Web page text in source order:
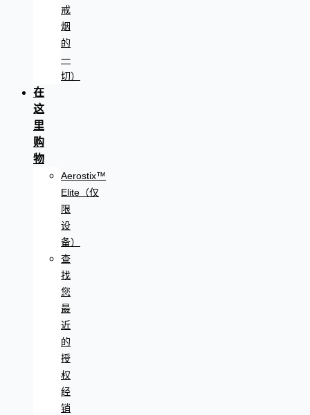
戒
烟
的
一
切）
在
这
里
购
物
Aerostix™
Elite（仅
限
设
备）
查
找
您
最
近
的
授
权
经
销